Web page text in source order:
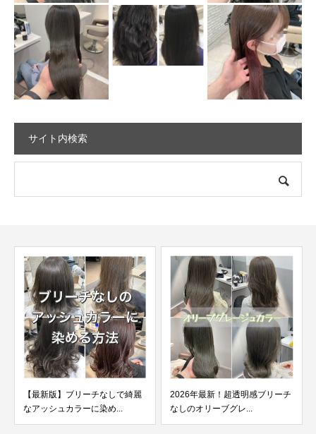
サイト内検索
【最新版】ブリーチなしで綺麗
なアッシュカラーに染め...
2026年最新！超透明感ブリーチ
なしのオリーブグレ...